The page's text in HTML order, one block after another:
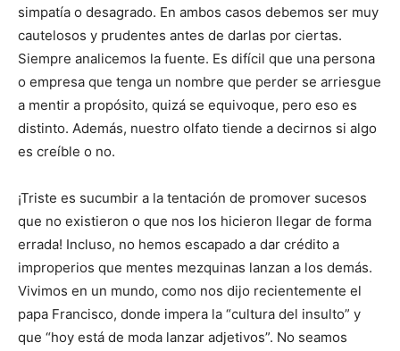
simpatía o desagrado. En ambos casos debemos ser muy
cautelosos y prudentes antes de darlas por ciertas.
Siempre analicemos la fuente. Es difícil que una persona
o empresa que tenga un nombre que perder se arriesgue
a mentir a propósito, quizá se equivoque, pero eso es
distinto. Además, nuestro olfato tiende a decirnos si algo
es creíble o no.
¡Triste es sucumbir a la tentación de promover sucesos
que no existieron o que nos los hicieron llegar de for­ma
errada! Incluso, no hemos escapado a dar crédito a
improperios que mentes mezquinas lanzan a los demás.
Vivimos en un mundo, como nos dijo recientemente el
papa Fran­cisco, donde impera la “cultura del insulto” y
que “hoy está de moda lanzar adjetivos”. No seamos